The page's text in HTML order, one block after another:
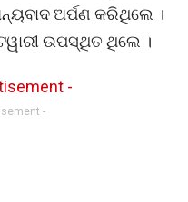
ଅର୍ପଣ କରିଥିଲେ ।
ଉପସ୍ଥିତ ଥିଲେ ।
-